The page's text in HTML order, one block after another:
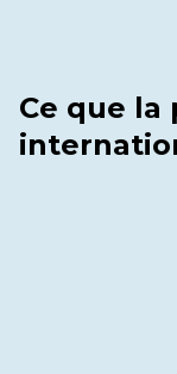
Ce que la